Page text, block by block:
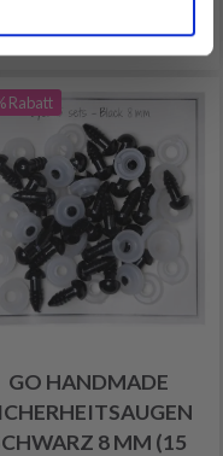
Rabatt
GO HANDMADE
8 MM (15